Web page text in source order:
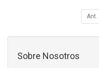
Ant.
Sobre Nosotros